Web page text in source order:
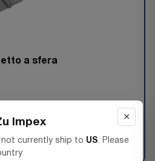
a sfera
+
×
Impex
currently ship to US. Please